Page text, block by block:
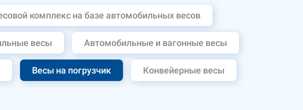
комплекс на базе автомобильных весов
весы Автомобильные и вагонные весы
Весы на погрузчик Конвейерные весы